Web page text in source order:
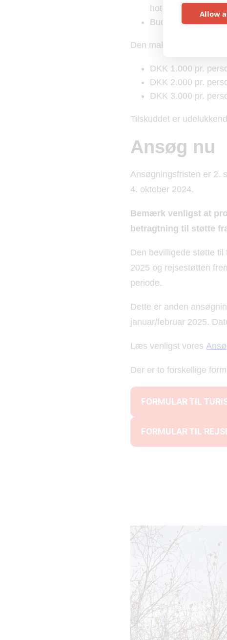
hotel
Budgetbehov og
Den maksimale
DKK 1.000 pr.
DKK 2.000 pr.
DKK 3.000 pr.
Tilskuddet er
Ansøg nu
Ansøgningsfristen er 2.
4. oktober 2024.
Bemærk venligst at
betragtning til støtte
Den bevilligede støtte
2025 og rejsestøtten
periode.
Dette er anden
januar/februar 2025.
Læs venligst vores
Der er to forskellige
FORMULAR TIL
FORMULAR TIL
Allow